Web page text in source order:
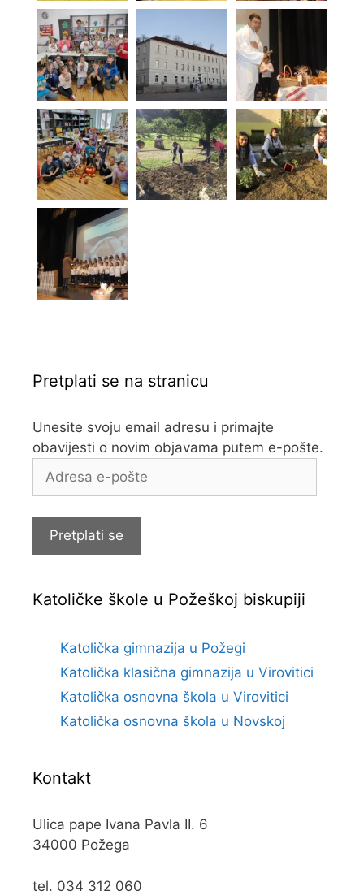
Pretplati se na stranicu
Unesite svoju email adresu i primajte
obavijesti o novim objavama putem e-pošte.
e-
Pretplati se
Katoličke škole u Požeškoj biskupiji
Katolička gimnazija u Požegi
Katolička klasična gimnazija u Virovitici
Katolička osnovna škola u Virovitici
Katolička osnovna škola u Novskoj
Kontakt
Ulica pape Ivana Pavla II. 6
34000 Požega
tel. 034 312 060